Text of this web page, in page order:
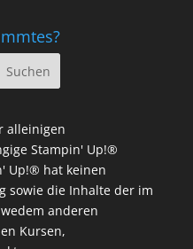
alleinigen
Stampin' Up!®
Up!® hat keinen
sowie die Inhalte der im
anderen
Kursen,